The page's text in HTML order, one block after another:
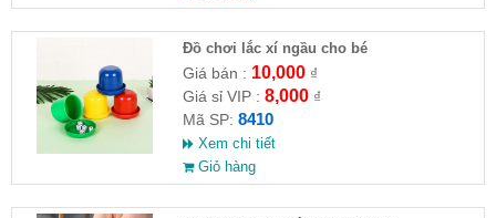
Đồ chơi lắc xí ngầu cho bé
Giá bán : 10,000₫
Giá sỉ VIP : 8,000₫
Mã SP: 8410
Xem chi tiết
Giỏ hàng